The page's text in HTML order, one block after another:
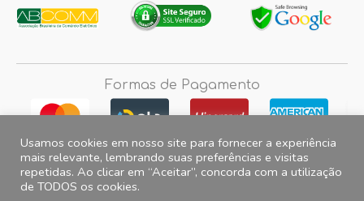
Formas de Pagamento
Fotos e imagens meramente ilustrativas, 2012© 2026 Magazine do
Adesivo. All Rights Reserved. CNPJ 15.257.475.0001/35 Endereço para
Usamos cookies em nosso site para fornecer a experiência
mais relevante, lembrando suas preferências e visitas
repetidas. Ao clicar em “Aceitar”, concorda com a utilização
de TODOS os cookies.